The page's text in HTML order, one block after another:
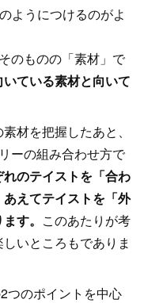
ようにつけるのがよ
のものの「素材」で
ている素材と向いて
材を把握したあと、
ーの組み合わせ方で
のテイストを「合わ
えてテイストを「外
す。 このあたりが考
いところもでありま
つのポイントを中心